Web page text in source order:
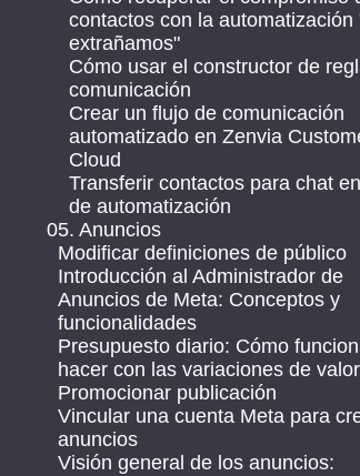
contactos con la automatización
extrañamos"
Cómo usar el constructor de
comunicación
Crear un flujo de comunicación
automatizado en Zenvia
Cloud
Transferir contactos para chat
de automatización
05. Anuncios
Modificar definiciones de público
Introducción al Administrador de
Anuncios de Meta: Conceptos y
funcionalidades
Presupuesto diario: Cómo
hacer con las variaciones de valor
Promocionar publicación
Vincular una cuenta Meta para
anuncios
Visión general de los anuncios: